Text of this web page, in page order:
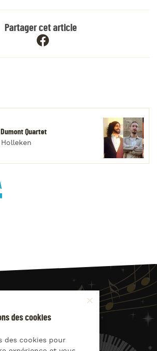
Partager cet article
Quartet
des cookies
des cookies pour